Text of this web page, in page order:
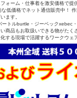
ォーム・仕事着を激安価格で提
低価格でネット通信販売中！
ます。
トルburtle・ジーベック
商品もお取扱いできる物がたく
する現場で活躍するワークウ